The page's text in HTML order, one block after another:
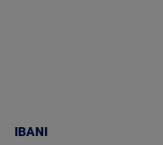
IBANI